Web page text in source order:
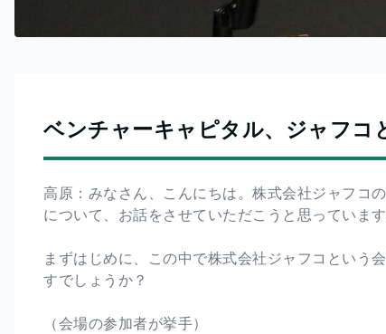
ベンチャーキャピタル、ジャフコ
高原：みなさん、こんにちは。株式会社ジャフコ
について、お話をさせていただこうと思っています
まずはじめに、この中で株式会社ジャフコという
すでしょうか？
（会場の参加者が挙手）